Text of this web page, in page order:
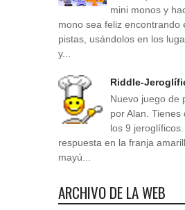
mini monos y
mono sea feliz encontrando
pistas, usándolos en los
y...
Riddle-
Nuevo juego de
por Alan. Tienes
los 9
respuesta en la franja
mayú...
ARCHIVO DE LA WEB